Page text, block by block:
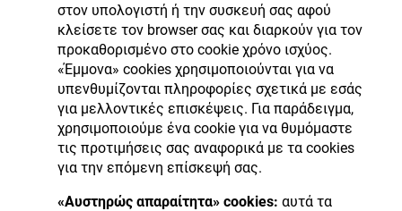
στον υπολογιστή ή την συσκευή σας αφού
κλείσετε τον browser σας και διαρκούν για τον
προκαθορισμένο στο cookie χρόνο ισχύος.
«Έμμονα» cookies χρησιμοποιούνται για να
υπενθυμίζονται πληροφορίες σχετικά με εσάς
για μελλοντικές επισκέψεις. Για παράδειγμα,
χρησιμοποιούμε ένα cookie για να θυμόμαστε
τις προτιμήσεις σας αναφορικά με τα cookies
για την επόμενη επίσκεψή σας.
«Αυστηρώς απαραίτητα» cookies: αυτά τα